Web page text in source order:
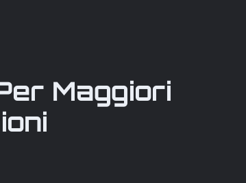
Maggiori